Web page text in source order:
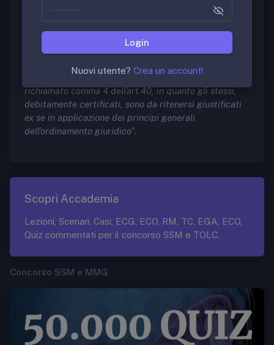
Per confutare interpretazioni ambigue ed erronee, il
6 febbraio 2019 è stata diffusa una
del MIUR in
“si esprime l’avviso che gli impedimenti temporanei
rientrino tra le assenze per motivi personali
richiamato comma 4 dell’art.40, in quanto gli stessi,
debitamente certificati, sono da ritenersi giustificati
ex se in applicazione dei principi generali
dell’ordinamento giuridico”.
Scopri Accademia
Lezioni, Scenari, Casi, ECG, ECO, RM, TC, EGA, ECO,
Quiz commentati per il concorso SSM e TOLC.
Concorso SSM e MMG
Login
Nuovi utente? Crea un account!